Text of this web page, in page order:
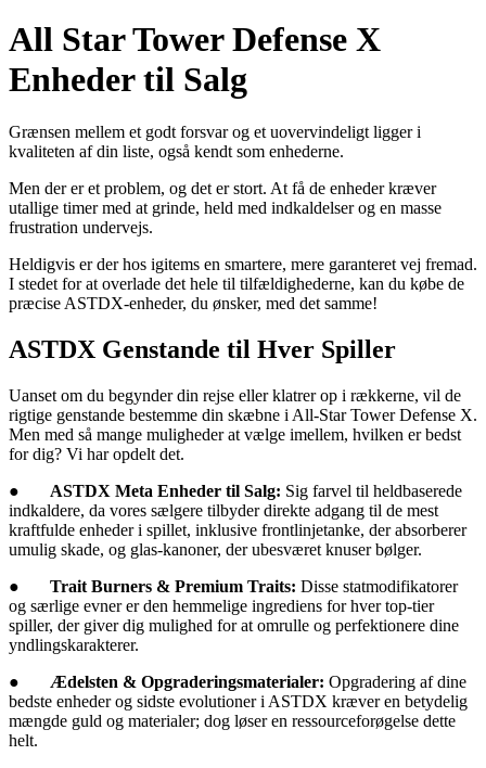
All Star Tower Defense X
Enheder til Salg
Grænsen mellem et godt forsvar og et uovervindeligt ligger i
kvaliteten af din liste, også kendt som enhederne.
Men der er et problem, og det er stort. At få de enheder kræver
utallige timer med at grinde, held med indkaldelser og en masse
frustration undervejs.
Heldigvis er der hos igitems en smartere, mere garanteret vej fremad.
I stedet for at overlade det hele til tilfældighederne, kan du købe de
præcise ASTDX-enheder, du ønsker, med det samme!
ASTDX Genstande til Hver Spiller
Uanset om du begynder din rejse eller klatrer op i rækkerne, vil de
rigtige genstande bestemme din skæbne i All-Star Tower Defense X.
Men med så mange muligheder at vælge imellem, hvilken er bedst
for dig? Vi har opdelt det.
● ASTDX Meta Enheder til Salg: Sig farvel til heldbaserede
indkaldere, da vores sælgere tilbyder direkte adgang til de mest
kraftfulde enheder i spillet, inklusive frontlinjetanke, der absorberer
umulig skade, og glas-kanoner, der ubesværet knuser bølger.
● Trait Burners & Premium Traits: Disse statmodifikatorer
og særlige evner er den hemmelige ingrediens for hver top-tier
spiller, der giver dig mulighed for at omrulle og perfektionere dine
yndlingskarakterer.
● Ædelsten & Opgraderingsmaterialer: Opgradering af dine
bedste enheder og sidste evolutioner i ASTDX kræver en betydelig
mængde guld og materialer; dog løser en ressourceforøgelse dette
helt.